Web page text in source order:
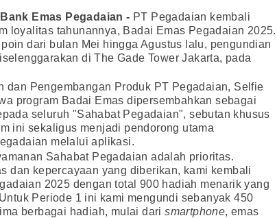
Emas Pegadaian - PT Pegadaian kembali
loyalitas tahunannya, Badai Emas Pegadaian 2025.
dari bulan Mei hingga Agustus lalu, pengundian
di The Gade Tower Jakarta, pada
dan Pengembangan Produk PT Pegadaian, Selfie
program Badai Emas dipersembahkan sebagai
seluruh "Sahabat Pegadaian", sebutan khusus
ini sekaligus menjadi pendorong utama
melalui aplikasi.
Sahabat Pegadaian adalah prioritas.
dan kepercayaan yang diberikan, kami kembali
2025 dengan total 900 hadiah menarik yang
Periode 1 ini kami mengundi sebanyak 450
berbagai hadiah, mulai dari smartphone, emas